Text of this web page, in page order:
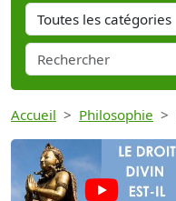
Accueil Philosophie